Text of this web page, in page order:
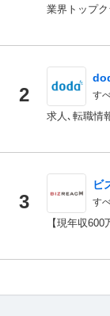
業界トップ
2 す
求人､転職情
3
ビ
す
【現年収